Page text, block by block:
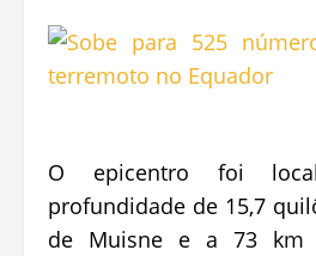
O epicentro foi
profundidade de 15,7
de Muisne e a 73 km